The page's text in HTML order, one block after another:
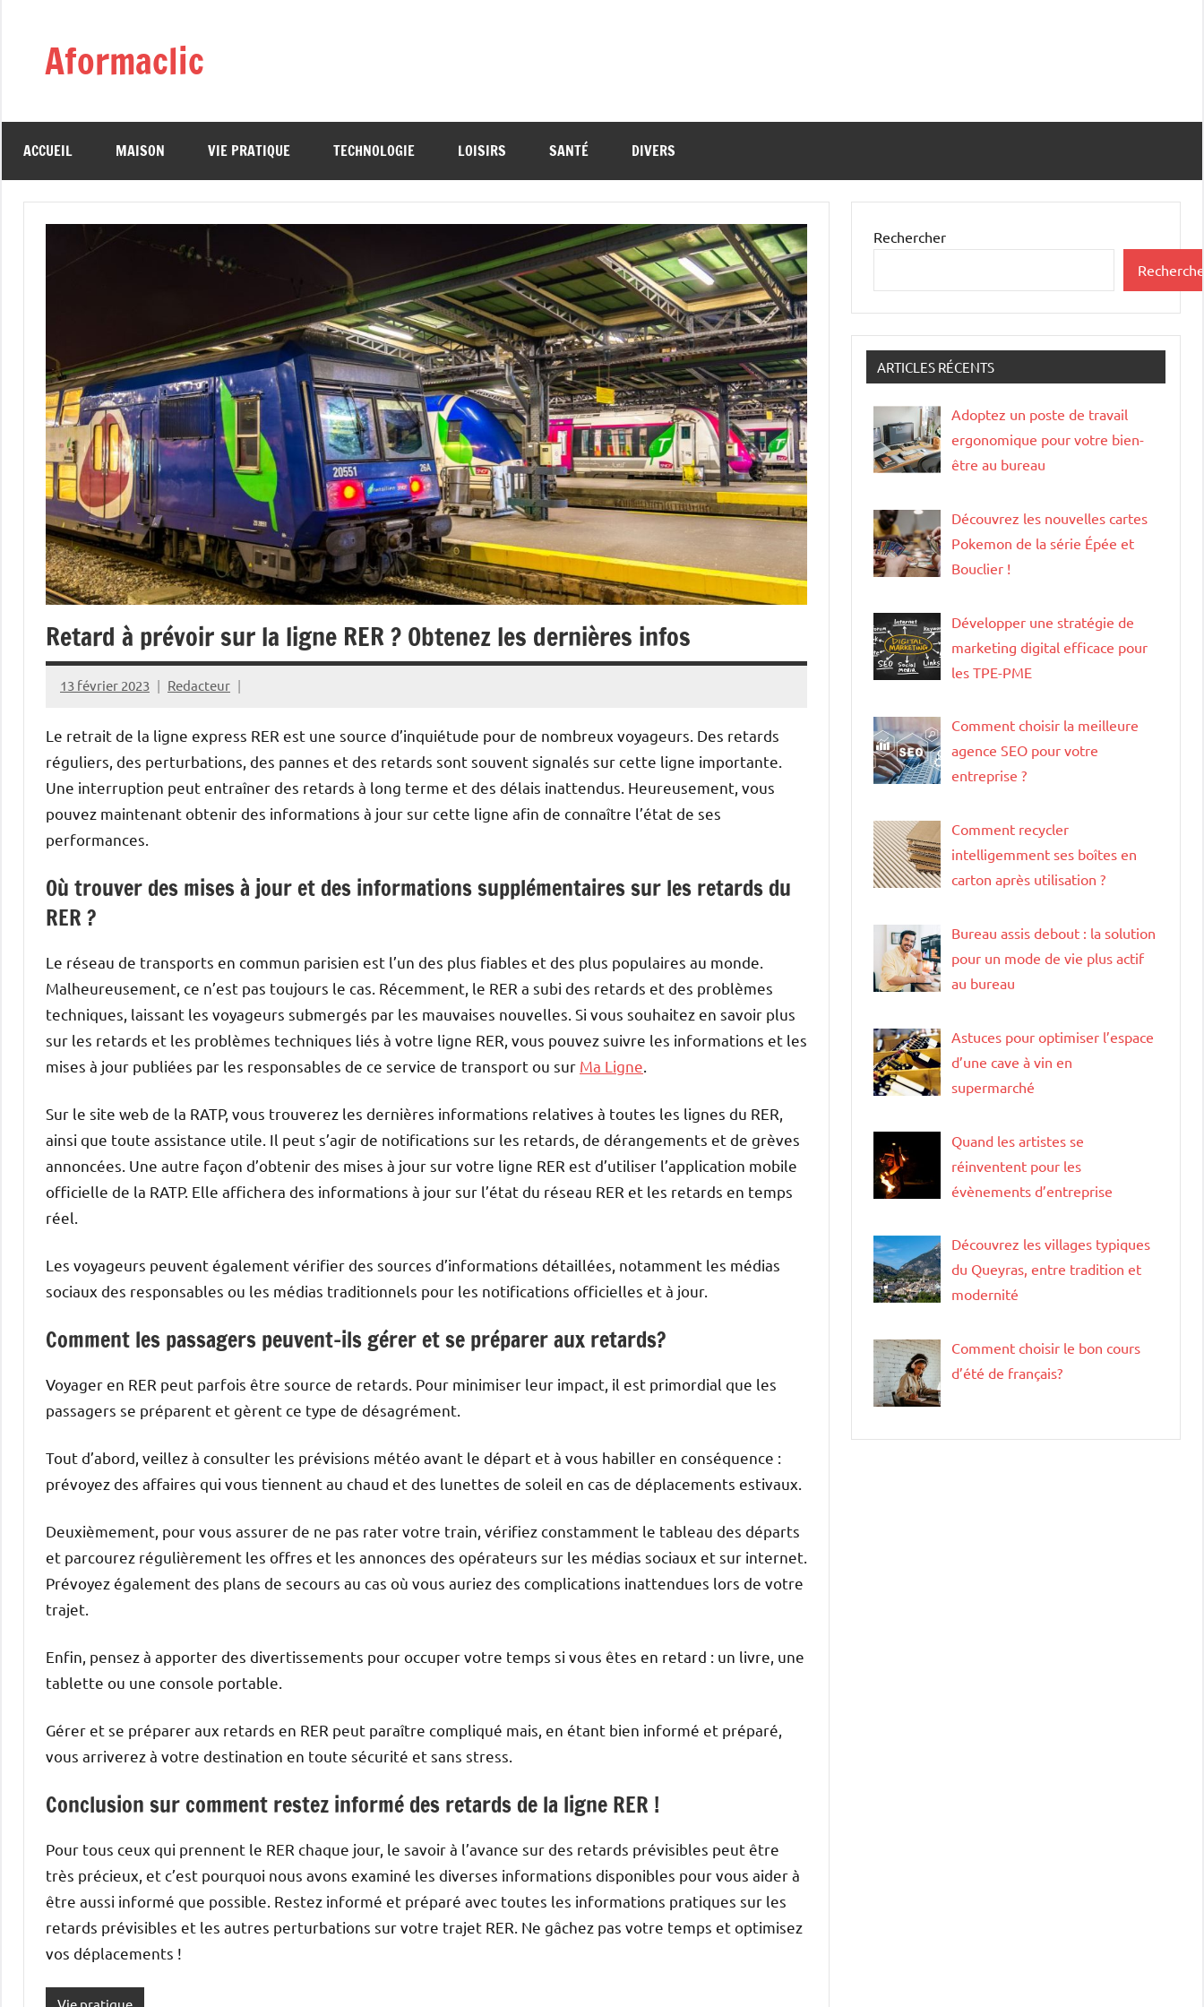
contenuAformaclic
ACCUEIL MAISON VIE PRATIQUE TECHNOLOGIE LOISIRS SANTÉ DIVERS
Retard à prévoir sur la ligne RER ? Obtenez les dernières infos
13 février 2023 Redacteur
Le retrait de la ligne express RER est une source d’inquiétude pour de nombreux voyageurs. Des retards
réguliers, des perturbations, des pannes et des retards sont souvent signalés sur cette ligne importante.
Une interruption peut entraîner des retards à long terme et des délais inattendus. Heureusement, vous
pouvez maintenant obtenir des informations à jour sur cette ligne afin de connaître l’état de ses
performances.
Où trouver des mises à jour et des informations supplémentaires sur les retards du
RER ?
Le réseau de transports en commun parisien est l’un des plus fiables et des plus populaires au monde.
Malheureusement, ce n’est pas toujours le cas. Récemment, le RER a subi des retards et des problèmes
techniques, laissant les voyageurs submergés par les mauvaises nouvelles. Si vous souhaitez en savoir plus
sur les retards et les problèmes techniques liés à votre ligne RER, vous pouvez suivre les informations et les
mises à jour publiées par les responsables de ce service de transport ou sur Ma Ligne
Sur le site web de la RATP, vous trouverez les dernières informations relatives à toutes les lignes du RER,
ainsi que toute assistance utile. Il peut s’agir de notifications sur les retards, de dérangements et de grèves
annoncées. Une autre façon d’obtenir des mises à jour sur votre ligne RER est d’utiliser l’application mobile
officielle de la RATP. Elle affichera des informations à jour sur l’état du réseau RER et les retards en temps
réel.
Les voyageurs peuvent également vérifier des sources d’informations détaillées, notamment les médias
sociaux des responsables ou les médias traditionnels pour les notifications officielles et à jour.
Comment les passagers peuvent-ils gérer et se préparer aux retards?
Voyager en RER peut parfois être source de retards. Pour minimiser leur impact, il est primordial que les
passagers se préparent et gèrent ce type de désagrément.
Tout d’abord, veillez à consulter les prévisions météo avant le départ et à vous habiller en conséquence :
prévoyez des affaires qui vous tiennent au chaud et des lunettes de soleil en cas de déplacements estivaux.
Deuxièmement, pour vous assurer de ne pas rater votre train, vérifiez constamment le tableau des départs
et parcourez régulièrement les offres et les annonces des opérateurs sur les médias sociaux et sur internet.
Prévoyez également des plans de secours au cas où vous auriez des complications inattendues lors de votre
trajet.
Enfin, pensez à apporter des divertissements pour occuper votre temps si vous êtes en retard : un livre, une
tablette ou une console portable.
Gérer et se préparer aux retards en RER peut paraître compliqué mais, en étant bien informé et préparé,
vous arriverez à votre destination en toute sécurité et sans stress.
Conclusion sur comment restez informé des retards de la ligne RER !
Pour tous ceux qui prennent le RER chaque jour, le savoir à l’avance sur des retards prévisibles peut être
très précieux, et c’est pourquoi nous avons examiné les diverses informations disponibles pour vous aider à
être aussi informé que possible. Restez informé et préparé avec toutes les informations pratiques sur les
retards prévisibles et les autres perturbations sur votre trajet RER. Ne gâchez pas votre temps et optimisez
vos déplacements !
Rechercher
ARTICLES RÉCENTS
Adoptez un poste de travail
ergonomique pour votre bien-
être au bureau
Découvrez les nouvelles cartes
Pokemon de la série Épée et
Bouclier !
Développer une stratégie de
marketing digital efficace pour
les TPE-PME
Comment choisir la meilleure
agence SEO pour votre
entreprise ?
Comment recycler
intelligemment ses boîtes en
carton après utilisation ?
Bureau assis debout : la solution
pour un mode de vie plus actif
au bureau
Astuces pour optimiser l’espace
d’une cave à vin en
supermarché
Quand les artistes se
réinventent pour les
évènements d’entreprise
Découvrez les villages typiques
du Queyras, entre tradition et
modernité
Comment choisir le bon cours
d’été de français?